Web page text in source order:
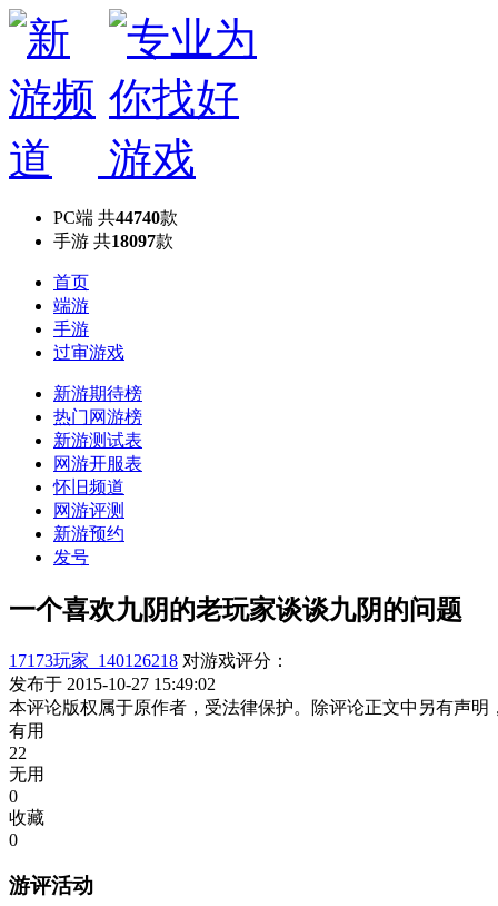
PC端 共44740款
手游 共18097款
首页
端游
手游
过审游戏
新游期待榜
热门网游榜
新游测试表
网游开服表
怀旧频道
网游评测
新游预约
发号
一个喜欢九阴的老玩家谈谈九阴的问题
17173玩家_140126218 对游戏评分：
发布于 2015-10-27 15:49:02
本评论版权属于原作者，受法律保护。除评论正文中另有声
有用
22
无用
0
收藏
0
游评活动